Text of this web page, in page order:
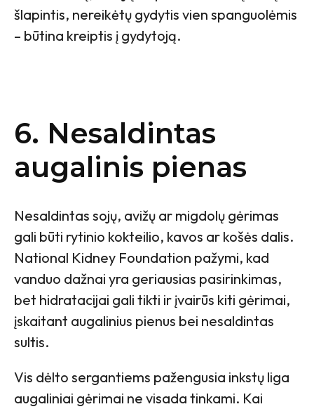
šlapintis, nereikėtų gydytis vien spanguolėmis
– būtina kreiptis į gydytoją.
6. Nesaldintas
augalinis pienas
Nesaldintas sojų, avižų ar migdolų gėrimas
gali būti rytinio kokteilio, kavos ar košės dalis.
National Kidney Foundation pažymi, kad
vanduo dažnai yra geriausias pasirinkimas,
bet hidratacijai gali tikti ir įvairūs kiti gėrimai,
įskaitant augalinius pienus bei nesaldintas
sultis.
Vis dėlto sergantiems pažengusia inkstų liga
augaliniai gėrimai ne visada tinkami. Kai